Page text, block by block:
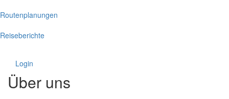
Routenplanungen
Reiseberichte
Login
Über uns